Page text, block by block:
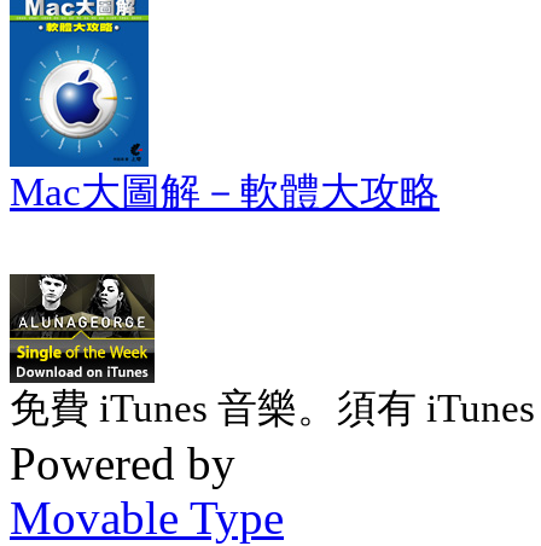
Mac大圖解－軟體大攻略
免費 iTunes 音樂。須有
Powered by
Movable Type